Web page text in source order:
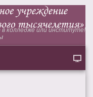
колледже или институте!